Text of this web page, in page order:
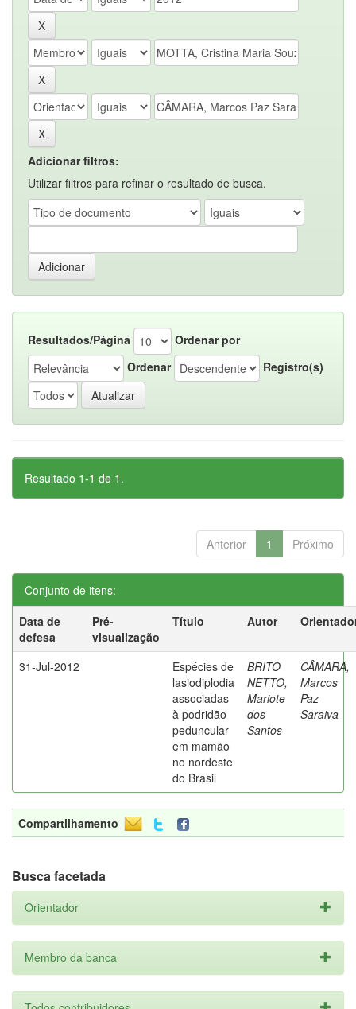
Adicionar filtros:
Utilizar filtros para refinar o resultado de busca.
Resultados/Página
Ordenar por
Ordenar
Registro(s)
Resultado 1-1 de 1.
Anterior 1 Próximo
Conjunto de itens:
Data de
defesa
Pré-
visualização
Título Autor
31-Jul-2012
Espécies de
lasiodiplodia
associadas
à podridão
peduncular
em mamão
no nordeste
do Brasil
BRITO
NETTO,
Mariote
dos
Santos
CÂMARA,
Marcos
Paz
Saraiva
Compartilhamento
Busca facetada
Orientador
Membro da banca